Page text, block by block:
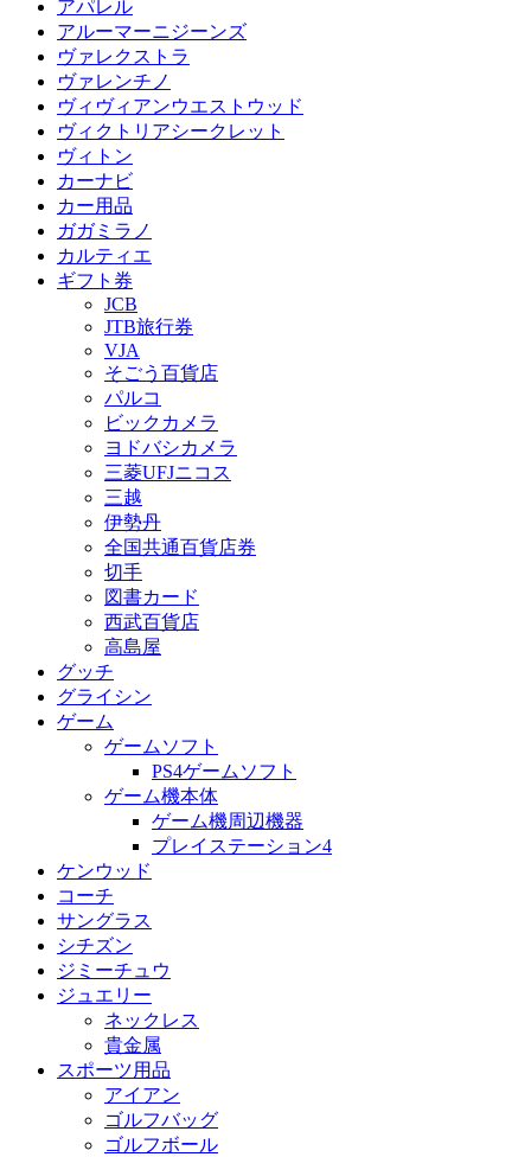
アパレル
アルーマーニジーンズ
ヴァレクストラ
ヴァレンチノ
ヴィヴィアンウエストウッド
ヴィクトリアシークレット
ヴィトン
カーナビ
カー用品
ガガミラノ
カルティエ
ギフト券
JCB
JTB旅行券
VJA
そごう百貨店
パルコ
ビックカメラ
ヨドバシカメラ
三菱UFJニコス
三越
伊勢丹
全国共通百貨店券
切手
図書カード
西武百貨店
高島屋
グッチ
グライシン
ゲーム
ゲームソフト
PS4ゲームソフト
ゲーム機本体
ゲーム機周辺機器
プレイステーション4
ケンウッド
コーチ
サングラス
シチズン
ジミーチュウ
ジュエリー
ネックレス
貴金属
スポーツ用品
アイアン
ゴルフバッグ
ゴルフボール